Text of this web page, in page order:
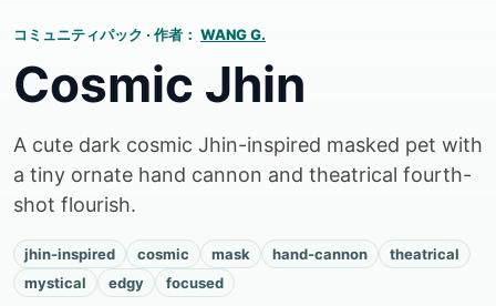
コミュニティパック · 作者： WANG G.
Cosmic Jhin
A cute dark cosmic Jhin-inspired masked pet with
a tiny ornate hand cannon and theatrical fourth-
shot flourish.
jhin-inspired cosmic mask hand-cannon
theatrical
mystical
edgy focused